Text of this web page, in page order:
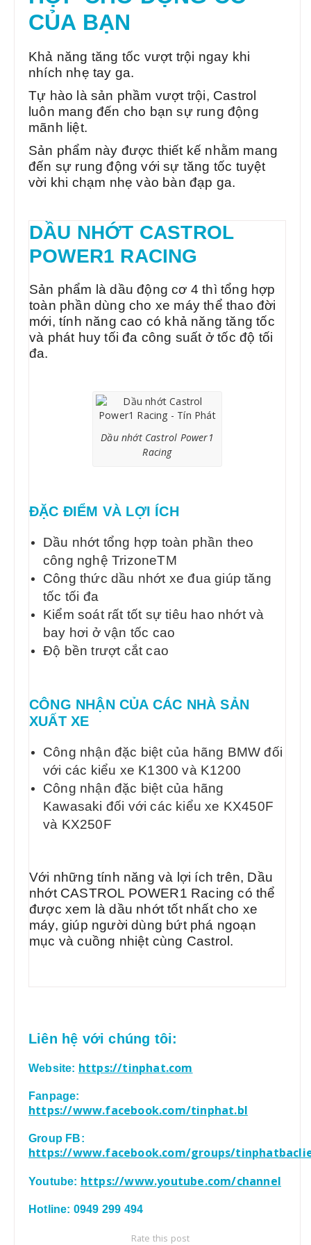
CỦA BẠN
Khả năng tăng tốc vượt trội ngay khi
nhích nhẹ tay ga.
Tự hào là sản phầm vượt trội, Castrol
luôn mang đến cho bạn sự rung động
mãnh liệt.
Sản phẩm này được thiết kế nhằm mang
đến sự rung động với sự tăng tốc tuyệt
vời khi chạm nhẹ vào bàn đạp ga.
DẦU NHỚT CASTROL
POWER1 RACING
Sản phẩm là dầu động cơ 4 thì tổng hợp
toàn phần dùng cho xe máy thể thao đời
mới, tính năng cao có khả năng tăng tốc
và phát huy tối đa công suất ở tốc độ tối
đa.
Dầu nhớt Castrol Power1
Racing
ĐẶC ĐIỂM VÀ LỢI ÍCH
Dầu nhớt tổng hợp toàn phần theo
công nghệ TrizoneTM
Công thức dầu nhớt xe đua giúp tăng
tốc tối đa
Kiểm soát rất tốt sự tiêu hao nhớt và
bay hơi ở vận tốc cao
Độ bền trượt cắt cao
CÔNG NHẬN CỦA CÁC NHÀ SẢN
XUẤT XE
Công nhận đặc biệt của hãng BMW đối
với các kiểu xe K1300 và K1200
Công nhận đặc biệt của hãng
Kawasaki đối với các kiểu xe KX450F
và KX250F
Với những tính năng và lợi ích trên, Dầu
nhớt CASTROL POWER1 Racing có thể
được xem là dầu nhớt tốt nhất cho xe
máy, giúp người dùng bứt phá ngoạn
mục và cuồng nhiệt cùng Castrol.
Liên hệ với chúng tôi:
Website: https://tinphat.com
Fanpage:
https://www.facebook.com/tinphat.bl
Group FB:
https://www.facebook.com/groups/
Youtube: https://www.youtube.com/channel
Hotline: 0949 299 494
Rate this post